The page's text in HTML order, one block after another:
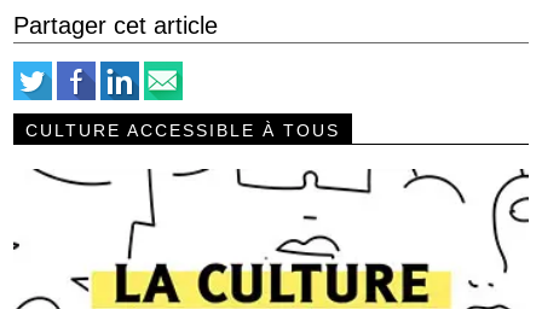
Partager cet article
CULTURE ACCESSIBLE À TOUS